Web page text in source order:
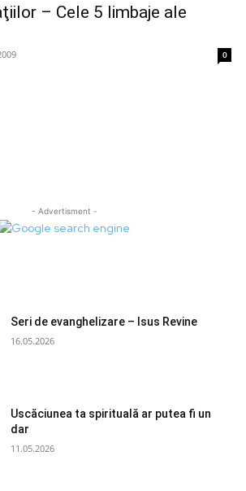
– Cele 5 limbaje ale
0
- Advertisment -
Seri de evanghelizare – Isus Revine
16.05.2026
Uscăciunea ta spirituală ar putea fi un
dar
11.05.2026